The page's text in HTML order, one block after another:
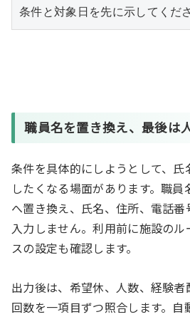
条件と対象日を先に示してくだ
職員名を置き換え、最後は
条件を具体的にしようとして、
したくなる場面があります。職
へ置き換え、氏名、住所、電話
入力しません。利用前に施設の
スの設定も確認します。
出力後は、希望休、人数、経験
回数を一項目ずつ照合します。自